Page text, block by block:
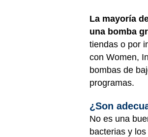
La mayoría
una bomba
tiendas o por
con Women,
bombas de
programas.
¿Son
No es una
bacterias y